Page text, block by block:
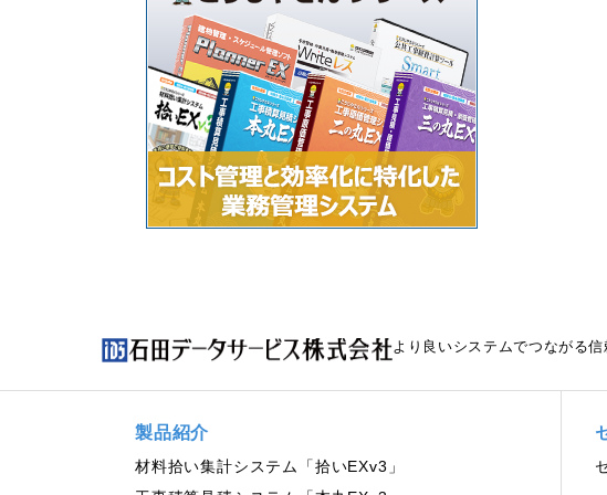
より良いシステムでつながる
製品紹介
材料拾い集計システム「拾いEXv3」